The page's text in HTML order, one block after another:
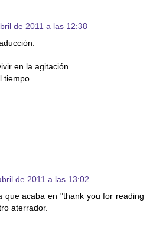
de 2011 a las 12:38
en la agitación
tiempo
de 2011 a las 13:02
que acaba en "thank you for reading
aterrador.